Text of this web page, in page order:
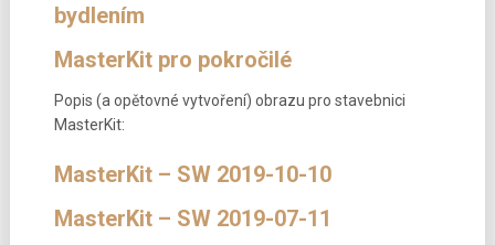
bydlením
MasterKit pro pokročilé
Popis (a opětovné vytvoření) obrazu pro stavebnici
MasterKit:
MasterKit – SW 2019-10-10
MasterKit – SW 2019-07-11